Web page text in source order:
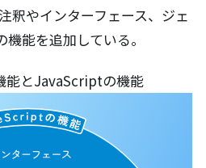
釈やインターフェース、ジェ
能を追加している。
とJavaScriptの機能